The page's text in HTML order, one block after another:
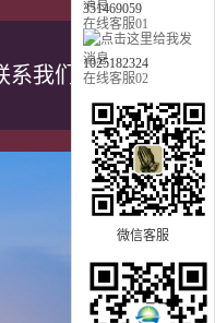
系我们
在线客服01
351469059
在线客服02
1025182324
微信客服